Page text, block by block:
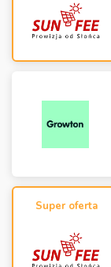
Super oferta